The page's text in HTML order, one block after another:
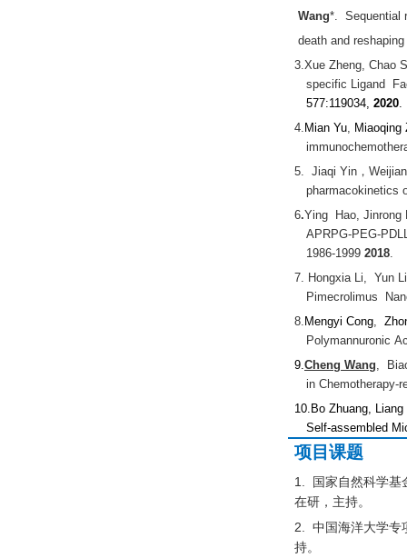
Wang*. Sequential
death and
3.Xue Zheng, Chao
specific Ligand
577:119034, 2020.
4. Mian Yu, Miaoqing
5. Jiaqi Yin ， Weijian
pharmacokinetics
6.Ying Hao, Jinrong
APRPG-PEG-
1986-1999 2018.
7. HongxiaLi, Yun
Pimecrolimus
8. Mengyi Cong,
Polymannuronic
9.Cheng Wang,
in Chemotherapy-
10. Bo Zhuang,
Self-assembled
项目课题
1.
国家自然科学基
在研 ，主持。
2.
中国海洋大学专
持。